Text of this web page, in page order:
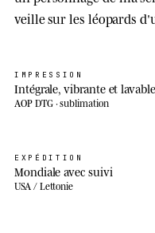
veille sur les léopards
IMPRESSION
Intégrale, vibrante et lavable
AOP DTG · sublimation
EXPÉDITION
Mondiale avec suivi
USA / Lettonie